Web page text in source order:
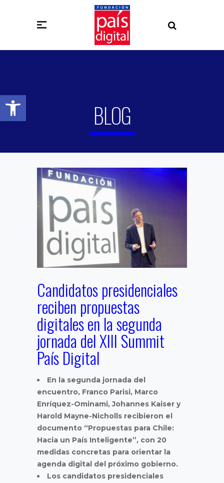
Abrir barra de herramientas
BLOG
Candidatos presidenciales
reciben propuestas
digitales en la segunda
jornada del XIII Summit
País Digital
En la segunda jornada del
encuentro, Franco Parisi, Marco
Enríquez-Ominami, Johannes Kaiser y
Harold Mayne-Nicholls recibieron el
documento “Propuestas para Chile:
Hacia un País Inteligente”, con 20
medidas concretas para orientar la
agenda digital del próximo gobierno.
Los candidatos presidenciales